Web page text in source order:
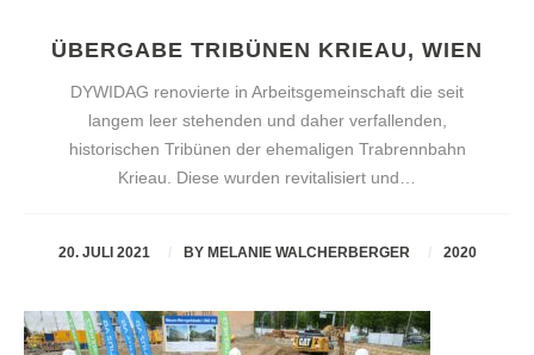
ÜBERGABE TRIBÜNEN KRIEAU, WIEN
DYWIDAG renovierte in Arbeitsgemeinschaft die seit
langem leer stehenden und daher verfallenden,
historischen Tribünen der ehemaligen Trabrennbahn
Krieau. Diese wurden revitalisiert und…
20. JULI 2021 BYMELANIE WALCHERBERGER 2020